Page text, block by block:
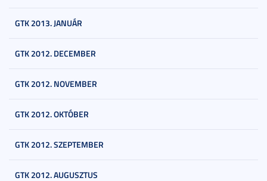
GTK 2013. JANUÁR
GTK 2012. DECEMBER
GTK 2012. NOVEMBER
GTK 2012. OKTÓBER
GTK 2012. SZEPTEMBER
GTK 2012. AUGUSZTUS